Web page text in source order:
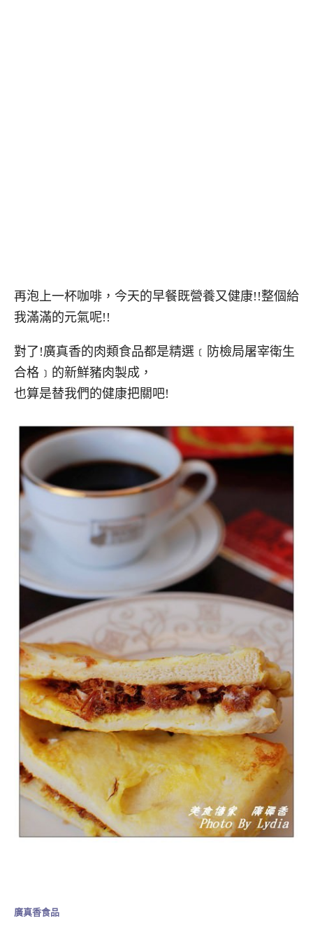
再泡上一杯咖啡，今天的早餐既營養又健康!!整個給
我滿滿的元氣呢!!
對了!廣真香的肉類食品都是精選﹝防檢局屠宰衛生
合格﹞的新鮮豬肉製成，
也算是替我們的健康把關吧!
廣真香食品